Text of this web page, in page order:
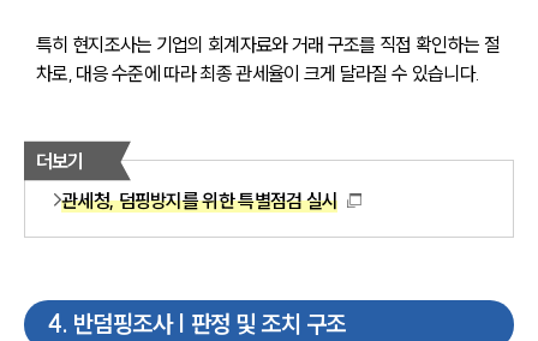
특히 현지조사는 기업의 회계자료와 거래 구조를 직접 확인하는 절
차로, 대응 수준에 따라 최종 관세율이 크게 달라질 수 있습니다.
더보기
관세청, 덤핑방지를 위한 특별점검 실시
4. 반덤핑조사 | 판정 및 조치 구조